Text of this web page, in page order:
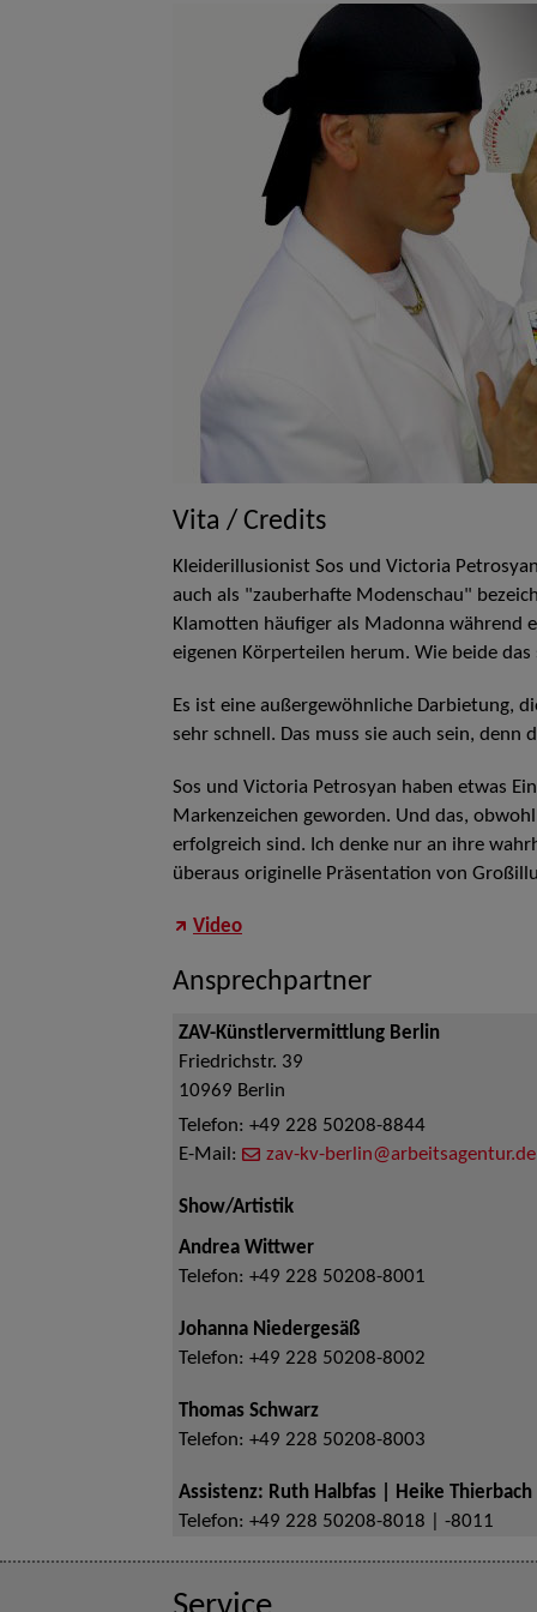
Vita / Credits
Kleiderillusionist Sos und Victoria
auch als "zauberhafte Modenschau"
Klamotten häufiger als Madonna während
eigenen Körperteilen herum. Wie beide
Es ist eine außergewöhnliche Darbietung,
sehr schnell. Das muss sie auch sein, denn
Sos und Victoria Petrosyan haben etwas
Markenzeichen geworden. Und das,
erfolgreich sind. Ich denke nur an ihre
überaus originelle Präsentation von
Video
Ansprechpartner
ZAV-Künstlervermittlung Berlin
Friedrichstr. 39
10969 Berlin
Telefon: +49 228 50208-8844
E-Mail:
zav-kv-berlin@arbeitsagentur.de
Show/Artistik
Andrea Wittwer
Telefon: +49 228 50208-8001
Johanna Niedergesäß
Telefon: +49 228 50208-8002
Thomas Schwarz
Telefon: +49 228 50208-8003
Assistenz: Ruth Halbfas | Heike Thierbach
Telefon: +49 228 50208-8018 | -8011